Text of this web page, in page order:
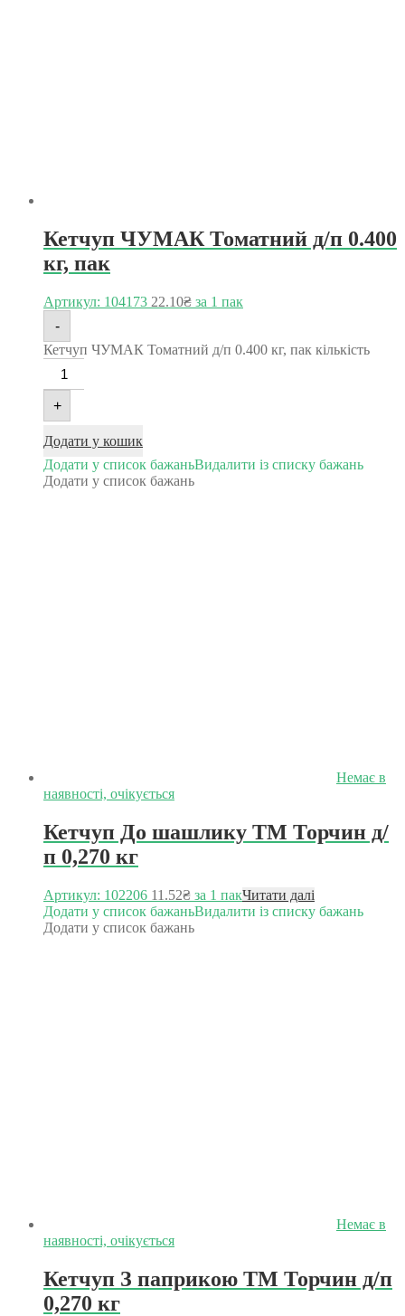
Кетчуп ЧУМАК Томатний д/п 0.400
кг, пак
Артикул: 104173 22.10₴ за 1 пак
-
Кетчуп ЧУМАК Томатний д/п 0.400 кг, пак кількість
+
Додати у кошик
Додати у список бажаньВидалити із списку бажань
Додати у список бажань
Немає в
наявності, очікується
Кетчуп До шашлику ТМ Торчин д/
п 0,270 кг
Артикул: 102206 11.52₴ за 1 пакЧитати далі
Додати у список бажаньВидалити із списку бажань
Додати у список бажань
Немає в
наявності, очікується
Кетчуп З паприкою ТМ Торчин д/п
0,270 кг